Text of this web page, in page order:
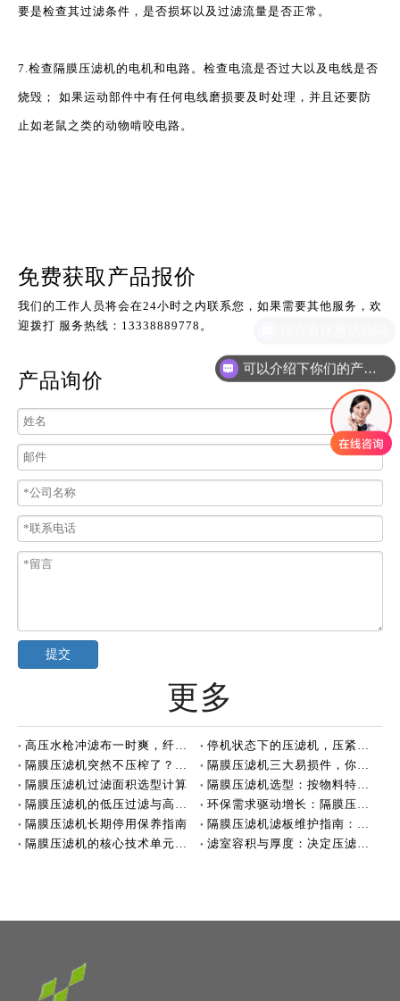
要是检查其过滤条件，是否损坏以及过滤流量是否正常。
7.检查隔膜压滤机的电机和电路。检查电流是否过大以及电线是否
烧毁； 如果运动部件中有任何电线磨损要及时处理，并且还要防
止如老鼠之类的动物啃咬电路。
免费获取产品报价
我们的工作人员将会在24小时之内联系您，如果需要其他服务，欢
迎拨打 服务热线：13338889778。
产品询价
提交
更多
高压水枪冲滤布一时爽，纤维可能正在悄悄断裂
停机状态下的压滤机，压紧力该不该保持？
隔膜压滤机突然不压榨了？先别急着叫维修
隔膜压滤机三大易损件，你了解多少？
隔膜压滤机过滤面积选型计算
隔膜压滤机选型：按物料特性适配
隔膜压滤机的低压过滤与高压压榨
环保需求驱动增长：隔膜压滤机持续巩固应用市场
隔膜压滤机长期停用保养指南
隔膜压滤机滤板维护指南：定期排查，保障高效运行
隔膜压滤机的核心技术单元：滤板
滤室容积与厚度：决定压滤机处理能力
可以介绍下你们的产品么